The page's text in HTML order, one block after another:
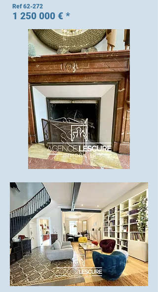
Ref 62-272
1 250 000 € *